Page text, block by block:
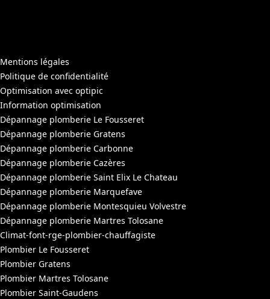
Mentions légales
Politique de confidentialité
Optimisation avec optipic
Information optimisation
Dépannage plomberie Le Fousseret
Dépannage plomberie Gratens
Dépannage plomberie Carbonne
Dépannage plomberie Cazères
Dépannage plomberie Saint Elix Le Chateau
Dépannage plomberie Marquefave
Dépannage plomberie Montesquieu Volvestre
Dépannage plomberie Martres Tolosane
Climat-font-rge-plombier-chauffagiste
Plombier Le Fousseret
Plombier Gratens
Plombier Martres Tolosane
Plombier Saint-Gaudens